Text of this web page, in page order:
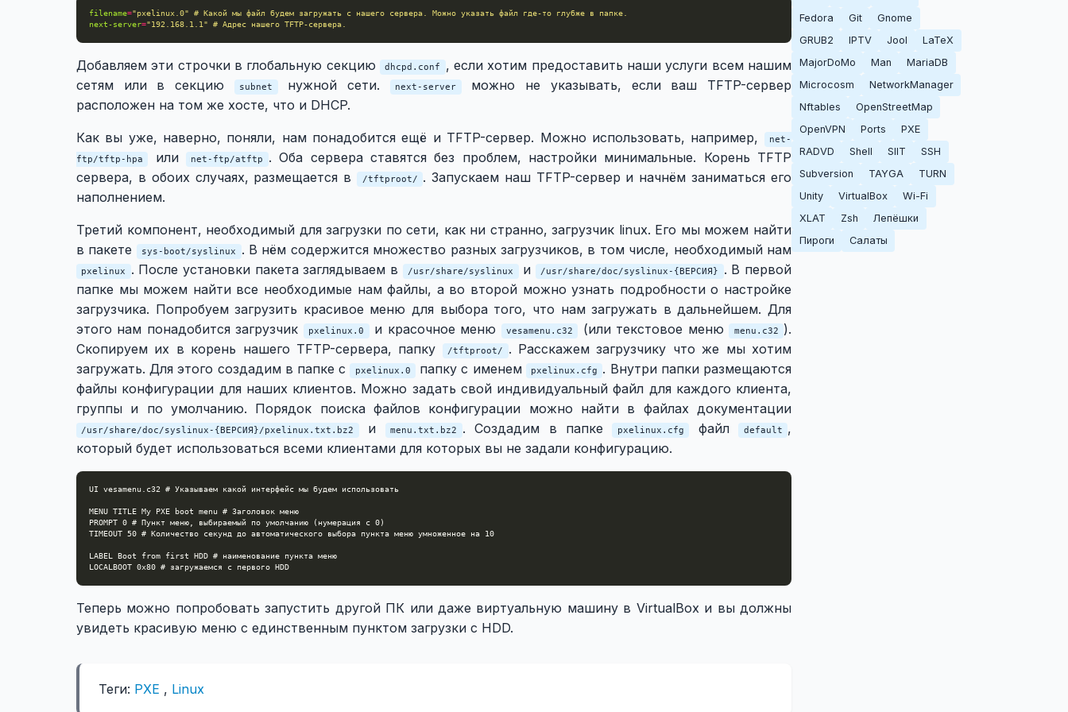
filename="pxelinux.0" # Какой мы файл будем загружать с нашего сервера. Можно указать файл где-то глубже в папке.
next-server="192.168.1.1" # Адрес нашего TFTP-сервера.
Добавляем эти строчки в глобальную секцию dhcpd.conf , если хотим предоставить наши услуги всем нашим
сетям или в секцию
subnet нужной сети. next-server можно не указывать, если ваш TFTP-сервер
расположен на том же хосте, что и DHCP.
Как вы уже, наверно, поняли, нам понадобится ещё и TFTP-сервер. Можно использовать, например,
net-
ftp/tftp-hpa
или net-ftp/atftp . Оба сервера ставятся без проблем, настройки минимальные. Корень TFTP
сервера, в обоих случаях, размещается в /tftproot/ . Запускаем наш TFTP-сервер и начнём заниматься его
наполнением.
Третий компонент, необходимый для загрузки по сети, как ни странно, загрузчик linux. Его мы можем найти
в пакете
sys-boot/syslinux . В нём содержится множество разных загрузчиков, в том числе, необходимый нам
pxelinux . После установки пакета заглядываем в /usr/share/syslinux и /usr/share/doc/syslinux-{ВЕРСИЯ} . В первой
папке мы можем найти все необходимые нам файлы, а во второй можно узнать подробности о настройке
загрузчика. Попробуем загрузить красивое меню для выбора того, что нам загружать в дальнейшем. Для
этого нам понадобится загрузчик
pxelinux.0 и красочное меню vesamenu.c32 (или текстовое меню menu.c32 ).
Скопируем их в корень нашего TFTP-сервера, папку
/tftproot/ . Расскажем загрузчику что же мы хотим
загружать. Для этого создадим в папке с pxelinux.0 папку с именем pxelinux.cfg . Внутри папки размещаются
файлы конфигурации для наших клиентов. Можно задать свой индивидуальный файл для каждого клиента,
группы и по умолчанию. Порядок поиска файлов конфигурации можно найти в файлах документации
/usr/share/doc/syslinux-{ВЕРСИЯ}/pxelinux.txt.bz2 и menu.txt.bz2 . Создадим в папке pxelinux.cfg файл default ,
который будет использоваться всеми клиентами для которых вы не задали конфигурацию.
Теперь можно попробовать запустить другой ПК или даже виртуальную машину в VirtualBox и вы должны
увидеть красивую меню с единственным пунктом загрузки с HDD.
Теги: PXE , Linux
Fedora
Git
Gnome
GRUB2
IPTV Jool
LaTeX
MajorDoMo
Man
MariaDB
Microcosm
NetworkManager
Nftables
OpenStreetMap
OpenVPN
Ports
PXE
RADVD
Shell SIIT
SSH
Subversion
TAYGA
TURN
Unity
VirtualBox
Wi-Fi
XLAT
Zsh
Лепёшки
Пироги
Салаты